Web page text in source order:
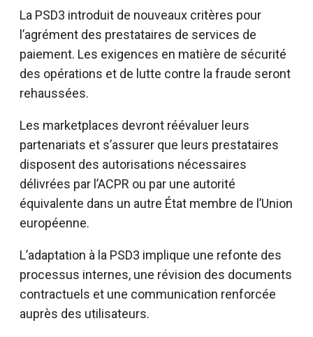
La PSD3 introduit de nouveaux critères pour
l’agrément des prestataires de services de
paiement. Les exigences en matière de sécurité
des opérations et de lutte contre la fraude seront
rehaussées.
Les marketplaces devront réévaluer leurs
partenariats et s’assurer que leurs prestataires
disposent des autorisations nécessaires
délivrées par l’ACPR ou par une autorité
équivalente dans un autre État membre de l’Union
européenne.
L’adaptation à la PSD3 implique une refonte des
processus internes, une révision des documents
contractuels et une communication renforcée
auprès des utilisateurs.